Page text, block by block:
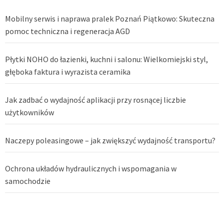
Mobilny serwis i naprawa pralek Poznań Piątkowo: Skuteczna
pomoc techniczna i regeneracja AGD
Płytki NOHO do łazienki, kuchni i salonu: Wielkomiejski styl,
głęboka faktura i wyrazista ceramika
Jak zadbać o wydajność aplikacji przy rosnącej liczbie
użytkowników
Naczepy poleasingowe – jak zwiększyć wydajność transportu?
Ochrona układów hydraulicznych i wspomagania w
samochodzie